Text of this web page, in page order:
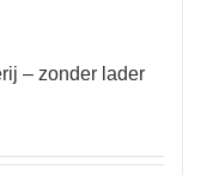
– zonder lader